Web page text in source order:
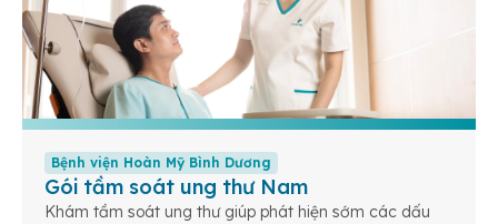
Bệnh viện Hoàn Mỹ Bình Dương
Gói tầm soát ung thư Nam
Khám tầm soát ung thư giúp phát hiện sớm các dấu